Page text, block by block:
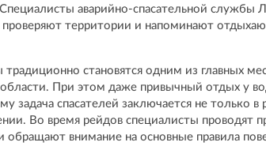
аварийно-спасательной службы
территории и напоминают
становятся одним из главных
При этом даже привычный отдых у
задача спасателей заключается не только в
Во время рейдов специалисты проводят
внимание на основные правила